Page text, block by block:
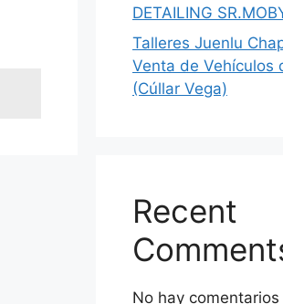
DETAILING
Talleres Juenlu
Venta de Vehículos
(Cúllar Vega)
Recent
No hay